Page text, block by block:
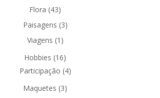
Flora (43)
Paisagens (3)
Viagens (1)
Hobbies (16)
Participação (4)
Maquetes (3)